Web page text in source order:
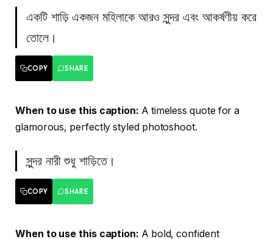
একটি শাড়ি একজন মহিলাকে আরও সুন্দর এবং আকর্ষণীয় করে
তোলে।
COPY SHARE
When to use this caption: A timeless quote for a
glamorous, perfectly styled photoshoot.
সুন্দর নারী শুধু শাড়িতে।
COPY SHARE
When to use this caption: A bold, confident